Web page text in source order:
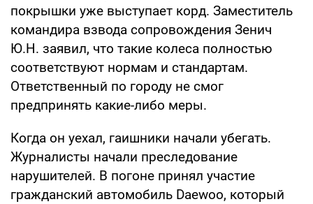
покрышки уже выступает корд. Заместитель
командира взвода сопровождения Зенич
Ю.Н. заявил, что такие колеса полностью
соответствуют нормам и стандартам.
Ответственный по городу не смог
предпринять какие-либо меры.
Когда он уехал, гаишники начали убегать.
Журналисты начали преследование
нарушителей. В погоне принял участие
гражданский автомобиль Daewoo, который